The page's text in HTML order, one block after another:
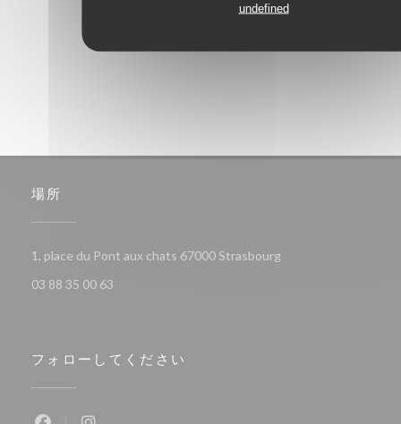
undefined
場所
1, place du Pont aux chats 67000 Strasbourg((新しいウィンドウ
03 88 35 00 63
フォローしてください